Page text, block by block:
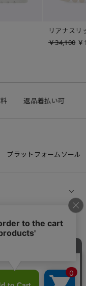
リアナスリ
￥34,100
返品着払い可
プラットフォームソール